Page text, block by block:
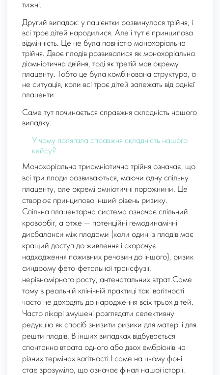
тижні.
Другий випадок: у пацієнтки розвинулася трійня, і
всі троє дітей народилися. Але і тут є принципова
відмінність. Це не була повністю монохоріальна
трійня. Двоє плодів розвивалися як монохоріальна
діамніотична двійня, тоді як третій мав окрему
плаценту. Тобто це була комбінована структура, а
не ситуація, коли всі троє дітей залежать від однієї
плаценти.
Саме тут починається справжня складність нашого
випадку.
У чому полягала справжня складність нашого
кейсу?
Монохоріальна триамніотична трійня означає, що
всі три плоди розвиваються, маючи одну спільну
плаценту, але окремі амніотичні порожнини. Це
створює принципово інший рівень ризику.
Спільна плацентарна система означає спільний
кровообіг, а отже — потенційні гемодинамічні
дисбаланси між плодами (коли один із плодів має
кращий доступ до живлення і скорочує
надходження поживних речовин до іншого), ризик
синдрому фето-фетальної трансфузії,
нерівномірного росту, антенатальних втрат.Саме
тому в реальній клінічній практиці такі вагітності
часто не доходять до народження всіх трьох дітей.
Часто лікарі змушені розглядати селективну
редукцію як спосіб знизити ризики для матері і для
решти плодів. В інших випадках відбувається
спонтанна втрата одного або двох ембріонів на
різних термінах вагітності.І саме на цьому фоні
стає зрозуміло, що означає фінал нашої історії.